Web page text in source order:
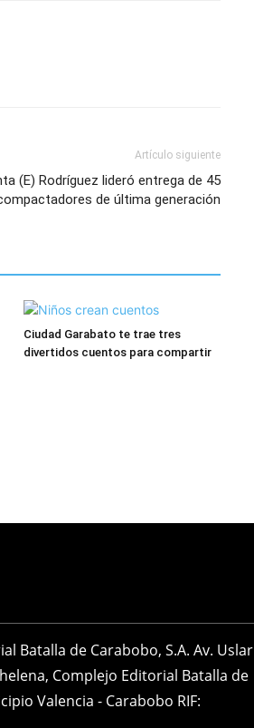
Artículo siguiente
(E) Rodríguez lideró entrega de 45
de última generación
Ciudad Garabato te trae tres
divertidos cuentos para compartir
Batalla de Carabobo, S.A. Av. Uslar
Complejo Editorial Batalla de
Valencia - Carabobo RIF: